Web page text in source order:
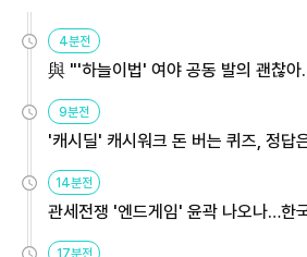
4분전
與 "'하늘이법' 여야 공동 발의 괜찮
9분전
'캐시딜' 캐시워크 돈 버는 퀴즈, 정답
14분전
관세전쟁 '엔드게임' 윤곽 나오나…한
용해야